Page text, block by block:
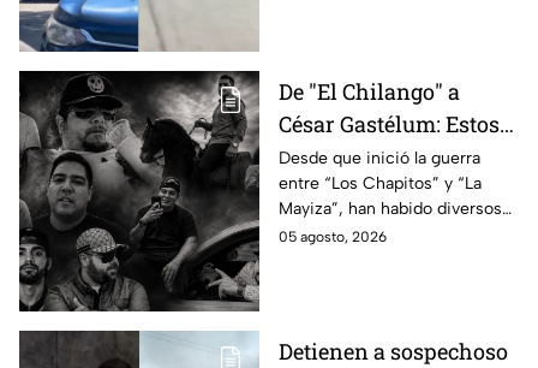
De "El Chilango" a
César Gastélum: Estos
son los 10 influencers
asesinados por la
guerra entre "Los
Chapitos" y "La Mayiza"
Desde que inició la guerra
entre “Los Chapitos” y “La
Mayiza”, han habido diversos
asesinatos, entre ellos los de
05 agosto, 2026
Detienen a sospechoso